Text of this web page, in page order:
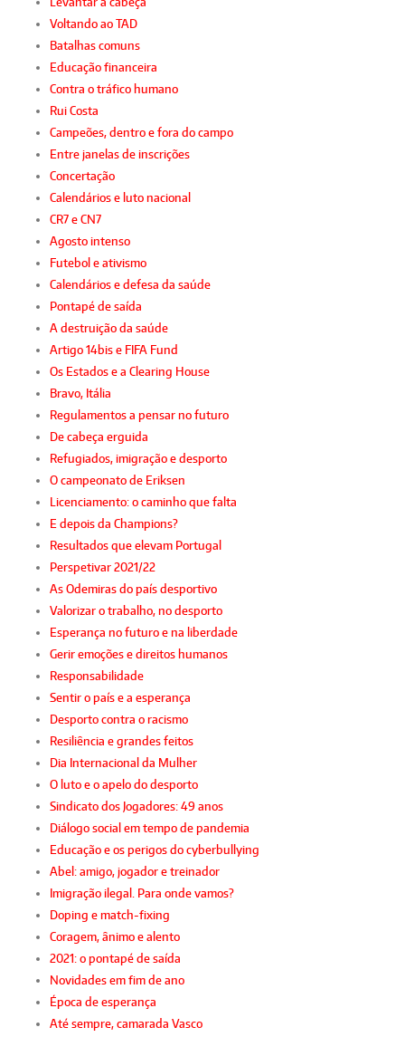
Voltando ao TAD
Batalhas comuns
Educação financeira
Contra o tráfico humano
Rui Costa
Campeões, dentro e fora do campo
Entre janelas de inscrições
Concertação
Calendários e luto nacional
CR7 e CN7
Agosto intenso
Futebol e ativismo
Calendários e defesa da saúde
Pontapé de saída
A destruição da saúde
Artigo 14bis e FIFA Fund
Os Estados e a Clearing House
Bravo, Itália
Regulamentos a pensar no futuro
De cabeça erguida
Refugiados, imigração e desporto
O campeonato de Eriksen
Licenciamento: o caminho que falta
E depois da Champions?
Resultados que elevam Portugal
Perspetivar 2021/22
As Odemiras do país desportivo
Valorizar o trabalho, no desporto
Esperança no futuro e na liberdade
Gerir emoções e direitos humanos
Responsabilidade
Sentir o país e a esperança
Desporto contra o racismo
Resiliência e grandes feitos
Dia Internacional da Mulher
O luto e o apelo do desporto
Sindicato dos Jogadores: 49 anos
Diálogo social em tempo de pandemia
Educação e os perigos do cyberbullying
Abel: amigo, jogador e treinador
Imigração ilegal. Para onde vamos?
Doping e match-fixing
Coragem, ânimo e alento
2021: o pontapé de saída
Novidades em fim de ano
Época de esperança
Até sempre, camarada Vasco